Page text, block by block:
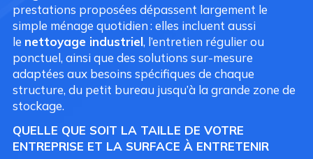
prestations proposées dépassent largement le
simple ménage quotidien : elles incluent aussi
le nettoyage industriel, l’entretien régulier ou
ponctuel, ainsi que des solutions sur-mesure
adaptées aux besoins spécifiques de chaque
structure, du petit bureau jusqu’à la grande zone de
stockage.
QUELLE QUE SOIT LA TAILLE DE VOTRE
ENTREPRISE ET LA SURFACE À ENTRETENIR